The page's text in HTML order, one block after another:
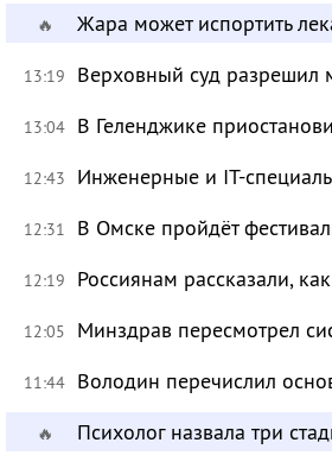
🔥 Жара может испортить
13:19 Верховный суд разрешил
13:04 В Геленджике
12:43 Инженерные и IT-
12:31 В Омске пройдёт
12:19 Россиянам рассказали,
12:05 Минздрав пересмотрел
11:44 Володин перечислил
🔥 Психолог назвала три